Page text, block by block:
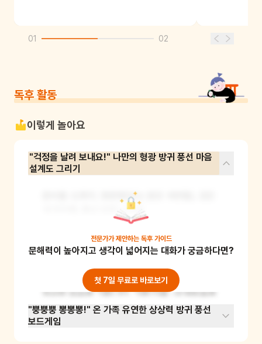
01 02
독후 활동
이렇게 놀아요
"걱정을 날려 보내요!" 나만의 형광 방귀 풍선 마음
설계도 그리기
준비물: 도화지, 형광펜(또는 밝은 색연필), 검은
색 마커펜, 풍선 모양 스티커
활동 방법: 내 마음속 숨은 불안이나 걱정거리를
주체적인 역발상을 통해 즐거운 예술 작품으로 전
환하는 자아 성장 프로그램입니다. 아이는 도화지
아래에 방귀 풍선을 장착하고 당당하게 서 있는
자신의 모습을 그립니다. 그런 다음, 내 머릿속을
복잡하게 하던 작은 걱정들(예: 시험 걱정, 친구와
다툰 일 등)을 풍선 스티커 위에 적습니다. 그 위
전문가가 제안하는 독후 가이드
문해력이 높아지고 생각이 넓어지는 대화가 궁금하다면?
첫 7일 무료로 바로보기
"뿡뿡뿡 뽕뽕뽕!" 온 가족 유연한 상상력 방귀 풍선
보드게임